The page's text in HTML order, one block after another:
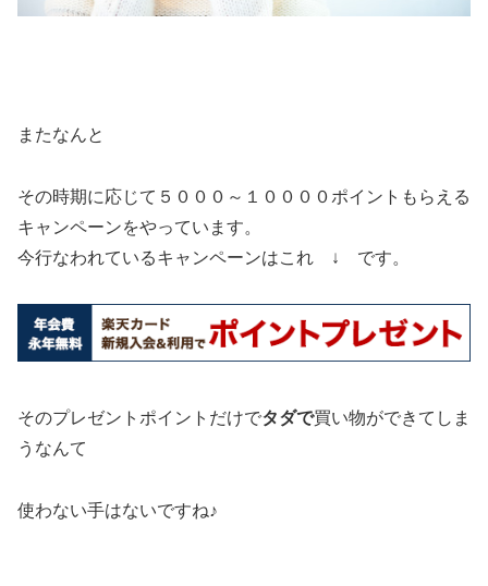
またなんと
その時期に応じて５０００～１００００ポイントもらえる
キャンペーンをやっています。
今行なわれているキャンペーンはこれ ↓ です。
そのプレゼントポイントだけでタダで買い物ができてしま
うなんて
使わない手はないですね♪